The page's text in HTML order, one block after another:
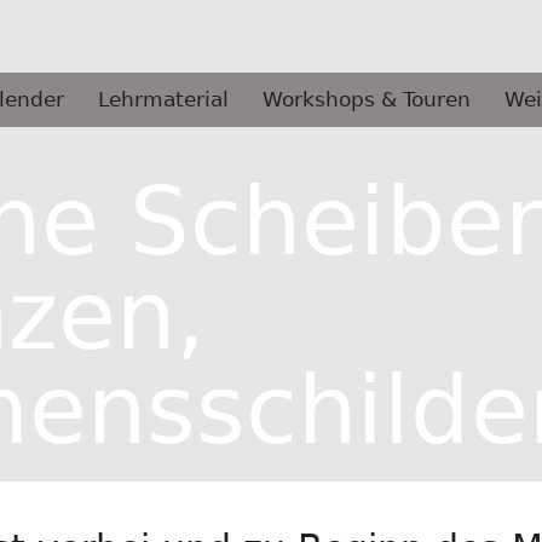
Lehrmaterial Workshops & Touren